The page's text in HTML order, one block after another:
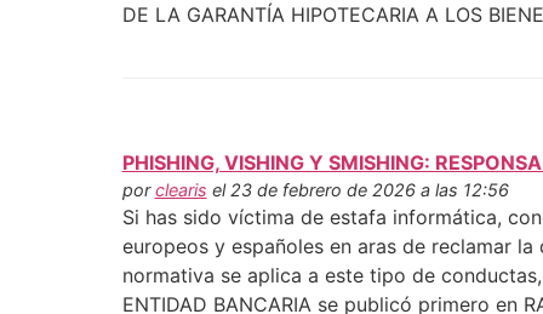
DE LA GARANTÍA HIPOTECARIA A LOS
PHISHING, VISHING Y SMISHING:
porclearis el 23 de febrero de 2026 a las 12:56
Si has sido víctima de estafa informática,
europeos y españoles en aras de reclamar
normativa se aplica a este tipo de conductas,
ENTIDAD BANCARIA se publicó primero en